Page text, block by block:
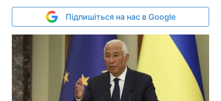
Підпишіться на нас в Google